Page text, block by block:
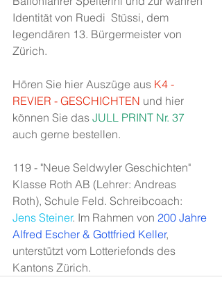
Identität von Ruedi  Stüssi, dem
legendären 13. Bürgermeister von
Zürich.
Hören Sie hier Auszüge aus K4 -
REVIER - GESCHICHTEN und hier
können Sie das JULL PRINT Nr. 37
auch gerne bestellen.
119 - "Neue Seldwyler Geschichten"
Klasse Roth AB (Lehrer: Andreas
Roth), Schule Feld. Schreibcoach:
Jens Steiner. Im Rahmen von 200 Jahre
Alfred Escher & Gottfried Keller,
unterstützt vom Lotteriefonds des
Kantons Zürich.